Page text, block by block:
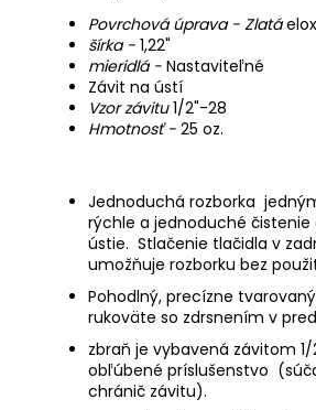
Povrchová úprava - Zlatá
šírka - 1,22"
mieridlá - Nastaviteľné
Závit na ústí
Vzor závitu1/2"-28
Hmotnosť - 25 oz.
Jednoduchá rozborka
rýchle a jednoduché čistenie
ústie. Stlačenie tlačidla v
umožňuje rozborku bez
Pohodlný, precízne
rukoväte so zdrsnením v
zbraň je vybavená závitom
obľúbené príslušenstvo
chránič závitu).
€45,67